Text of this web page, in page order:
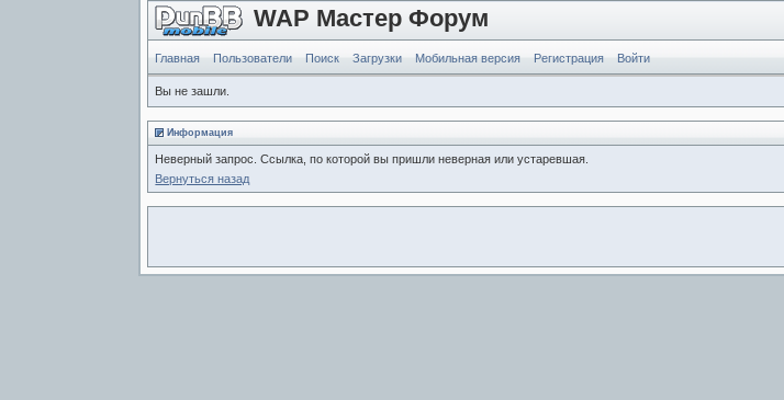
WAP Мастер Форум
Главная Пользователи Поиск Загрузки Мобильная версия Регистрация Войти
Вы не зашли.
Информация
Неверный запрос. Ссылка, по которой вы пришли неверная или устаревшая.
Вернуться назад